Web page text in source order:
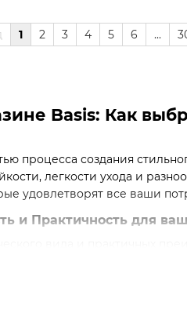
Basis: Как
процесса создания
легкости ухода и
удовлетворят все ваши
и Практичность для
1 2 3 4 5 6 ...